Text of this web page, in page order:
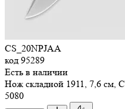
CS_20NPJAA
код 95289
Есть в наличии
Нож складной 1911, 7,6 см,
5080